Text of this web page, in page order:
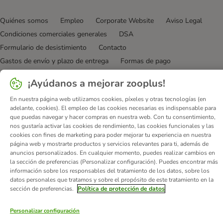
Quiénes somos Empleo Corporate Website
Aviso Legal
Condiciones comerciales generales
DSA
Formulario de desistimiento
Contacto
Gastos de envío y plazo de entrega
Formas de pago
Programa de afiliación
Declaración de accesibilidad
© zooplus SE 2026
¡Ayúdanos a mejorar zooplus!
En nuestra página web utilizamos cookies, píxeles y otras tecnologías (en
adelante, cookies). El empleo de las cookies necesarias es indispensable para
que puedas navegar y hacer compras en nuestra web. Con tu consentimiento,
nos gustaría activar las cookies de rendimiento, las cookies funcionales y las
cookies con fines de marketing para poder mejorar tu experiencia en nuestra
página web y mostrarte productos y servicios relevantes para ti, además de
anuncios personalizados. En cualquier momento, puedes realizar cambios en
la sección de preferencias (Personalizar configuración). Puedes encontrar más
información sobre los responsables del tratamiento de los datos, sobre los
datos personales que tratamos y sobre el propósito de este tratamiento en la
sección de preferencias.
Política de protección de datos
Personalizar configuración